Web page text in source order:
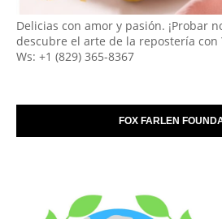
Delicias con amor y pasión. ¡Probar
descubre el arte de la repostería con
Ws: +1 (829) 365-8367
FOX FARLEN